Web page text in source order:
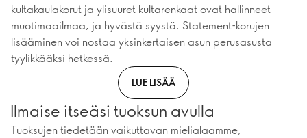
kultakaulakorut ja ylisuuret kultarenkaat ovat hallinneet
muotimaailmaa, ja hyvästä syystä. Statement-korujen
lisääminen voi nostaa yksinkertaisen asun perusasusta
tyylikkääksi hetkessä.
LUE LISÄÄ
Ilmaise itseäsi tuoksun avulla
Tuoksujen tiedetään vaikuttavan mielialaamme,